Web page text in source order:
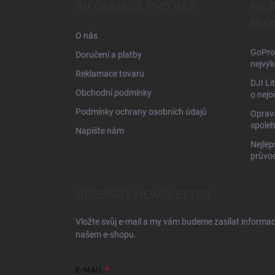
O nás
Doručení a platby
Reklamace tovaru
Obchodní podmínky
Podmínky ochrany osobních údajů
Napište nám
DJI
o
Vložte svůj e-mail a my vám budeme zasílat
našem e-shopu.
E-MAIL